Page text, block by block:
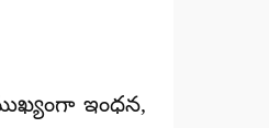
ఇంధన,